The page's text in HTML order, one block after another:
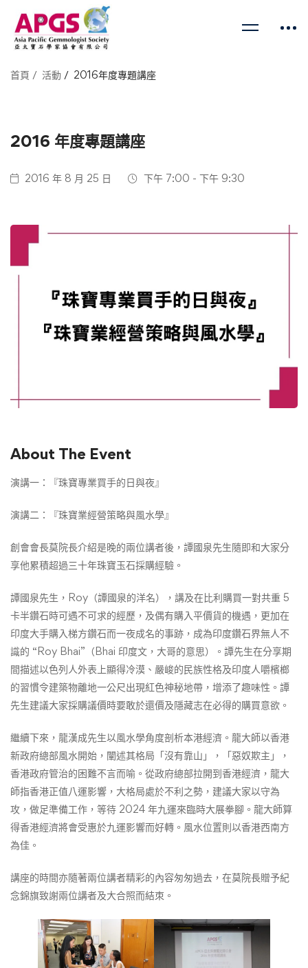
首頁 活動 2016年度專題講座
2016 年度專題講座
2016 年 8 月 25 日 下午 7:00 - 下午 9:30
About The Event
演講一：『珠寶專業買手的日與夜』
演講二：『珠寶業經營策略與風水學』
創會會長莫院長介紹是晚的兩位講者後，譚國泉先生隨即和大家分
享他累積超過三十年珠寶玉石採購經驗。
譚國泉先生，Roy（譚國泉的洋名），講及在比利購買一對共重 5
卡半鑽石時可遇不可求的經歷，及偶有購入平價貨的機遇，更加在
印度大手購入梯方鑽石而一夜成名的事跡，成為印度鑽石界無人不
識的 “Roy Bhai”（Bhai 印度文，大哥的意思）。譚先生在分享期
間描述以色列人外表上顯得冷漠、嚴峻的民族性格及印度人嚼檳榔
的習慣令建築物離地一公尺出現紅色神秘地帶，增添了趣味性。譚
先生建議大家採購議價時要敢於還價及隱藏志在必得的購買意欲。
繼續下來，龍漢成先生以風水學角度剖析本港經濟。龍大師以香港
新政府總部風水開始，闡述其格局「沒有靠山」，「惡奴欺主」，
香港政府管治的困難不言而喻。從政府總部拉開到香港經濟，龍大
師指香港正值八運影響，大格局處於不利之勢，建議大家以守為
攻，做足準備工作，等待 2024 年九運來臨時大展拳腳。龍大師算
得香港經濟將會受惠於九運影響而好轉。風水位置則以香港西南方
為佳。
講座的時間亦隨著兩位講者精彩的內容匆匆過去，在莫院長贈予紀
念錦旗致謝兩位講者及大合照而結朿。